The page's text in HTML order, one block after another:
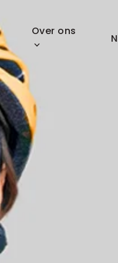
Over ons